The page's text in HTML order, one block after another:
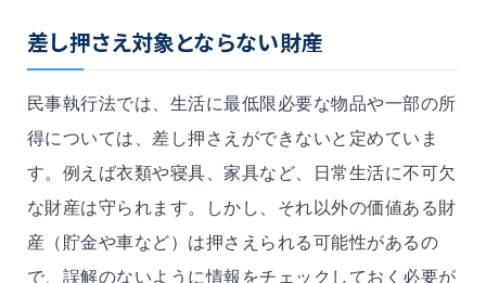
差し押さえ対象とならない財産
民事執行法では、生活に最低限必要な物品や一部の所
得については、差し押さえができないと定めていま
す。例えば衣類や寝具、家具など、日常生活に不可欠
な財産は守られます。しかし、それ以外の価値ある財
産（貯金や車など）は押さえられる可能性があるの
で、誤解のないように情報をチェックしておく必要が